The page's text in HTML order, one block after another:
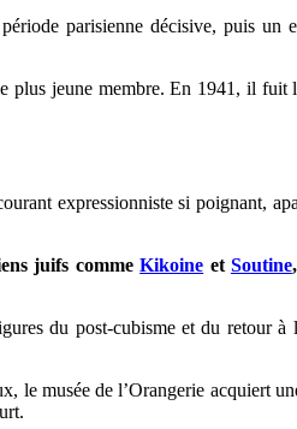
parisienne décisive, puis un
plus jeune membre. En 1941, il fuit
expressionniste si poignant,
juifs commeKikoine et Soutine
du post-cubisme et du retour à
musée de l’Orangerie acquiert